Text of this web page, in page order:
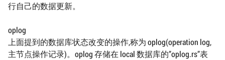
行自己的数据更新。
oplog
上面提到的数据库状态改变的操作,称为 oplog(operation log,
主节点操作记录)。oplog 存储在 local 数据库的”oplog.rs”表